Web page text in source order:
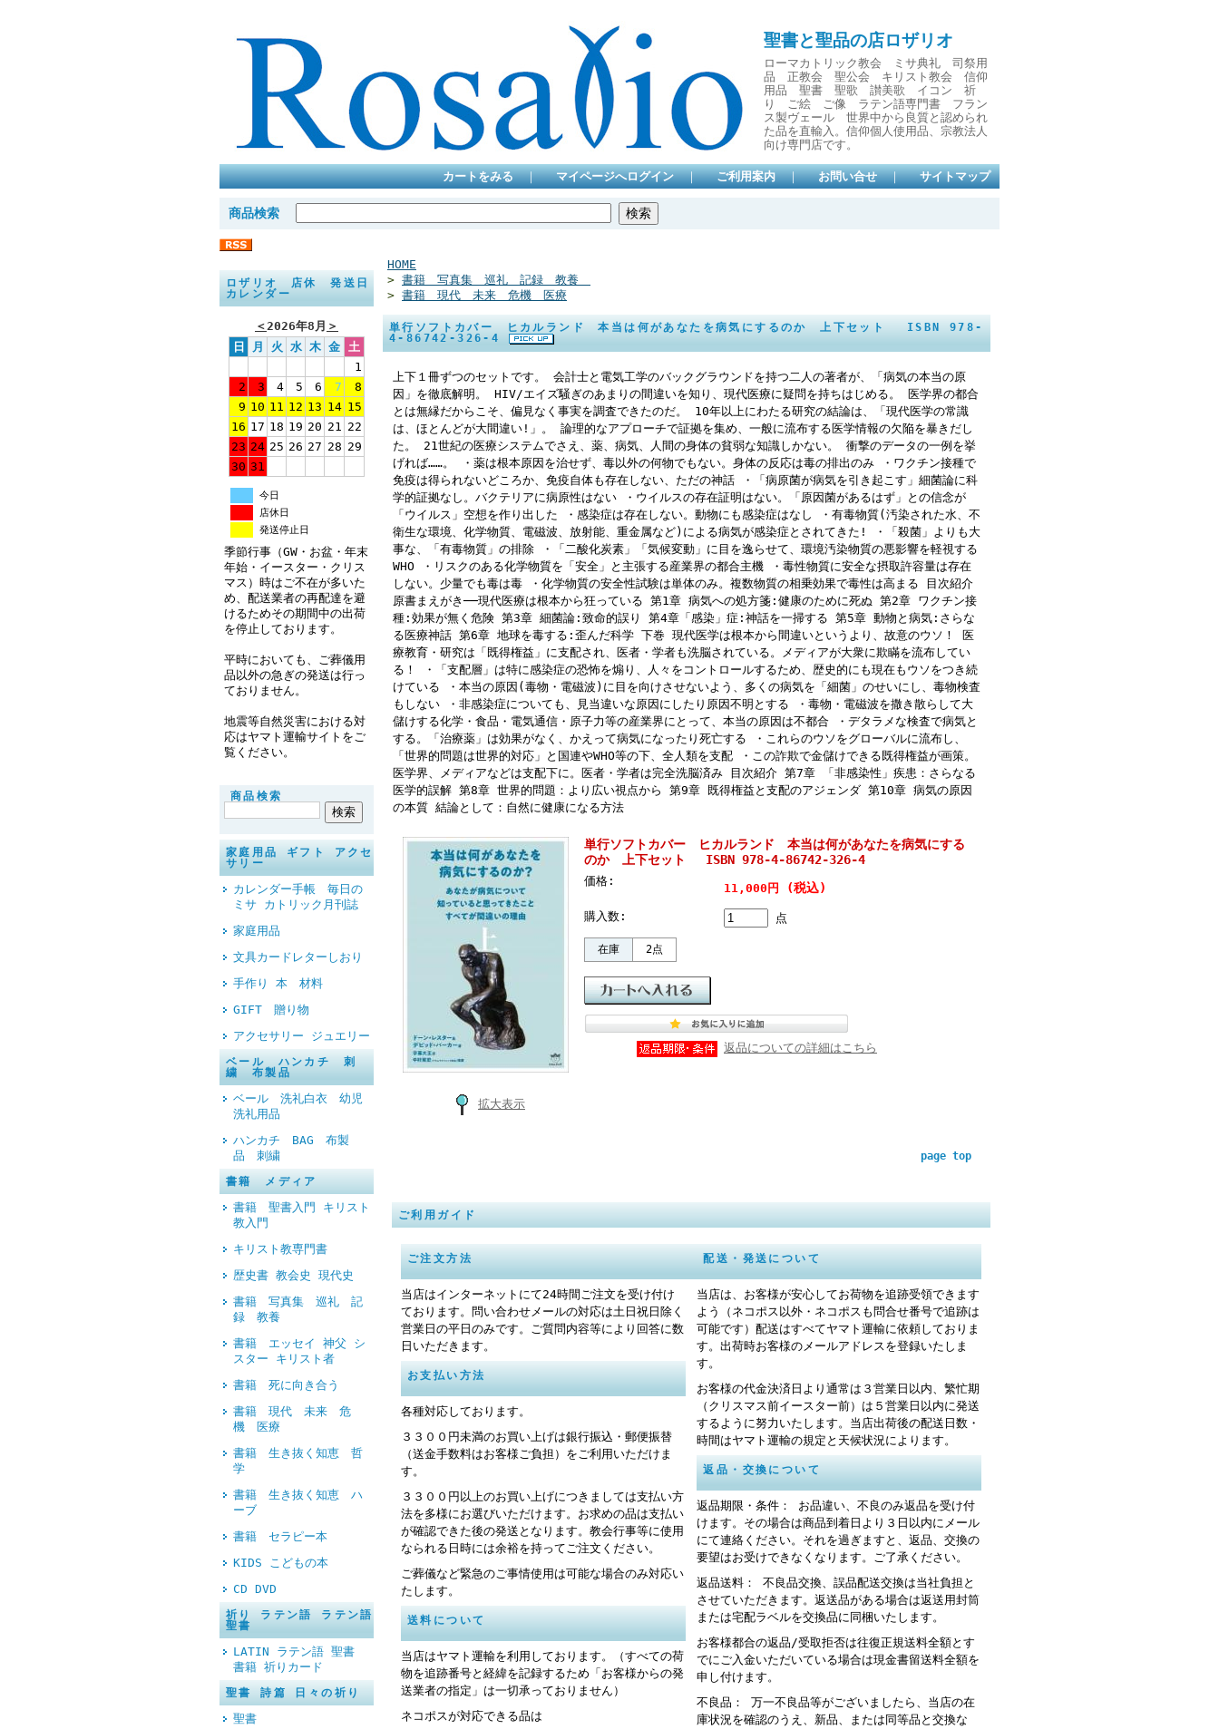
聖書と聖品の店ロザリオ
ローマカトリック教会 ミサ典礼 司祭用
品 正教会 聖公会 キリスト教会 信仰
用品 聖書 聖歌 讃美歌 イコン 祈
り ご絵 ご像 ラテン語専門書 フラン
ス製ヴェール 世界中から良質と認められ
た品を直輸入。信仰個人使用品、宗教法人
向け専門店です。
カートをみる ｜ マイページへログイン ｜ ご利用案内 ｜ お問い合せ ｜ サイトマップ
商品検索
ロザリオ 店休 発送日
カレンダー
＜2026年8月 ＞
日
月 火 水 木 金 土
1
2
3 4 5 6 7
8
9 10 11 12 13 14 15
16 17 18 19 20 21 22
23 24 25 26 27 28 29
30 31
今日
店休日
発送停止日
季節行事（GW・お盆・年末
年始・イースター・クリス
マス）時はご不在が多いた
め、配送業者の再配達を避
けるためその期間中の出荷
を停止しております。
平時においても、ご葬儀用
品以外の急ぎの発送は行っ
ておりません。
地震等自然災害における対
応はヤマト運輸サイトをご
覧ください。
商品検索
家庭用品 ギフト アクセ
サリー
カレンダー手帳 毎日の
ミサ カトリック月刊誌
家庭用品
文具カードレターしおり
手作り 本 材料
GIFT 贈り物
アクセサリー ジュエリー
ベール ハンカチ 刺
繍 布製品
ベール 洗礼白衣 幼児
洗礼用品
ハンカチ BAG 布製
品 刺繍
書籍 メディア
書籍 聖書入門 キリスト
教入門
キリスト教専門書
歴史書 教会史 現代史
書籍 写真集 巡礼 記
録 教養
書籍 エッセイ 神父 シ
スター キリスト者
書籍 死に向き合う
書籍 現代 未来 危
機 医療
書籍 生き抜く知恵 哲
学
書籍 生き抜く知恵 ハ
ーブ
書籍 セラピー本
KIDS こどもの本
CD DVD
祈り ラテン語 ラテン語
聖書
LATIN ラテン語 聖書
書籍 祈りカード
聖書 詩篇 日々の祈り
聖書
HOME
> 書籍 写真集 巡礼 記録 教養
> 書籍 現代 未来 危機 医療
単行ソフトカバー ヒカルランド 本当は何があなたを病気にするのか 上下セット ISBN 978-
4-86742-326-4
上下１冊ずつのセットです。 会計士と電気工学のバックグラウンドを持つ二人の著者が、「病気の本当の原
因」を徹底解明。 HIV/エイズ騒ぎのあまりの間違いを知り、現代医療に疑問を持ちはじめる。 医学界の都合
とは無縁だからこそ、偏見なく事実を調査できたのだ。 10年以上にわたる研究の結論は、「現代医学の常識
は、ほとんどが大間違い!」。 論理的なアプローチで証拠を集め、一般に流布する医学情報の欠陥を暴きだし
た。 21世紀の医療システムでさえ、薬、病気、人間の身体の貧弱な知識しかない。 衝撃のデータの一例を挙
げれば……。 ・薬は根本原因を治せず、毒以外の何物でもない。身体の反応は毒の排出のみ ・ワクチン接種で
免疫は得られないどころか、免疫自体も存在しない、ただの神話 ・「病原菌が病気を引き起こす」細菌論に科
学的証拠なし。バクテリアに病原性はない ・ウイルスの存在証明はない。「原因菌があるはず」との信念が
「ウイルス」空想を作り出した ・感染症は存在しない。動物にも感染症はなし ・有毒物質(汚染された水、不
衛生な環境、化学物質、電磁波、放射能、重金属など)による病気が感染症とされてきた! ・「殺菌」よりも大
事な、「有毒物質」の排除 ・「二酸化炭素」「気候変動」に目を逸らせて、環境汚染物質の悪影響を軽視する
WHO ・リスクのある化学物質を「安全」と主張する産業界の都合主機 ・毒性物質に安全な摂取許容量は存在
しない。少量でも毒は毒 ・化学物質の安全性試験は単体のみ。複数物質の相乗効果で毒性は高まる 目次紹介
原書まえがき──現代医療は根本から狂っている 第1章 病気への処方箋:健康のために死ぬ 第2章 ワクチン接
種:効果が無く危険 第3章 細菌論:致命的誤り 第4章「感染」症:神話を一掃する 第5章 動物と病気:さらな
る医療神話 第6章 地球を毒する:歪んだ科学 下巻 現代医学は根本から間違いというより、故意のウソ！ 医
療教育・研究は「既得権益」に支配され、医者・学者も洗脳されている。メディアが大衆に欺瞞を流布してい
る！ ・「支配層」は特に感染症の恐怖を煽り、人々をコントロールするため、歴史的にも現在もウソをつき続
けている ・本当の原因(毒物・電磁波)に目を向けさせないよう、多くの病気を「細菌」のせいにし、毒物検査
もしない ・非感染症についても、見当違いな原因にしたり原因不明とする ・毒物・電磁波を撒き散らして大
儲けする化学・食品・電気通信・原子力等の産業界にとって、本当の原因は不都合 ・デタラメな検査で病気と
する。「治療薬」は効果がなく、かえって病気になったり死亡する ・これらのウソをグローバルに流布し、
「世界的問題は世界的対応」と国連やWHO等の下、全人類を支配 ・この詐欺で金儲けできる既得権益が画策。
医学界、メディアなどは支配下に。医者・学者は完全洗脳済み 目次紹介 第7章 「非感染性」疾患：さらなる
医学的誤解 第8章 世界的問題：より広い視点から 第9章 既得権益と支配のアジェンダ 第10章 病気の原因
の本質 結論として：自然に健康になる方法
拡大表示
単行ソフトカバー ヒカルランド 本当は何があなたを病気にする
のか 上下セット ISBN 978-4-86742-326-4
価格:
11,000円 (税込)
購入数: 点
在庫 2点
返品についての詳細はこちら
page top
ご利用ガイド
ご注文方法
当店はインターネットにて24時間ご注文を受け付け
ております。問い合わせメールの対応は土日祝日除く
営業日の平日のみです。ご質問内容等により回答に数
日いただきます。
お支払い方法
各種対応しております。
３３００円未満のお買い上げは銀行振込・郵便振替
（送金手数料はお客様ご負担）をご利用いただけま
す。
３３００円以上のお買い上げにつきましては支払い方
法を多様にお選びいただけます。お求めの品は支払い
が確認できた後の発送となります。教会行事等に使用
なられる日時には余裕を持ってご注文ください。
ご葬儀など緊急のご事情使用は可能な場合のみ対応い
たします。
送料について
当店はヤマト運輸を利用しております。（すべての荷
物を追跡番号と経緯を記録するため「お客様からの発
送業者の指定」は一切承っておりません）
ネコポスが対応できる品は
配送・発送について
当店は、お客様が安心してお荷物を追跡受領できます
よう（ネコポス以外・ネコポスも問合せ番号で追跡は
可能です）配送はすべてヤマト運輸に依頼しておりま
す。出荷時お客様のメールアドレスを登録いたしま
す。
お客様の代金決済日より通常は３営業日以内、繁忙期
（クリスマス前イースター前）は５営業日以内に発送
するように努力いたします。当店出荷後の配送日数・
時間はヤマト運輸の規定と天候状況によります。
返品・交換について
返品期限・条件： お品違い、不良のみ返品を受け付
けます。その場合は商品到着日より３日以内にメール
にて連絡ください。それを過ぎますと、返品、交換の
要望はお受けできなくなります。ご了承ください。
返品送料： 不良品交換、誤品配送交換は当社負担と
させていただきます。返送品がある場合は返送用封筒
または宅配ラベルを交換品に同梱いたします。
お客様都合の返品/受取拒否は往復正規送料全額とす
でにご入金いただいている場合は現金書留送料全額を
申し付けます。
不良品： 万一不良品等がございましたら、当店の在
庫状況を確認のうえ、新品、または同等品と交換な